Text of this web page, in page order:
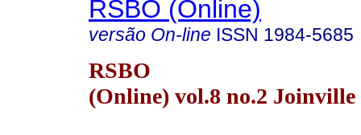
RSBO (Online)
versão On-line ISSN 1984-5685
RSBO
(Online) vol.8 no.2 Joinville